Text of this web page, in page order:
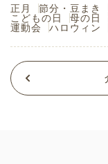
正月 節分・豆まき
こどもの日
母の日
運動会
ハロウィン